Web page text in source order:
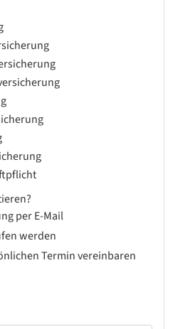
per E-Mail
werden
Termin vereinbaren